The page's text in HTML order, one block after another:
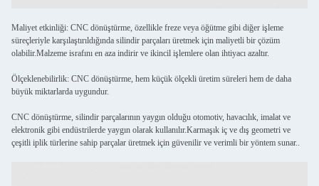
Maliyet etkinliği: CNC dönüştürme, özellikle freze veya öğütme gibi diğer işleme
süreçleriyle karşılaştırıldığında silindir parçaları üretmek için maliyetli bir çözüm
olabilir.Malzeme israfını en aza indirir ve ikincil işlemlere olan ihtiyacı azaltır.
Ölçeklenebilirlik: CNC dönüştürme, hem küçük ölçekli üretim süreleri hem de daha
büyük miktarlarda uygundur.
CNC dönüştürme, silindir parçalarının yaygın olduğu otomotiv, havacılık, imalat ve
elektronik gibi endüstrilerde yaygın olarak kullanılır.Karmaşık iç ve dış geometri ve
çeşitli iplik türlerine sahip parçalar üretmek için güvenilir ve verimli bir yöntem sunar..